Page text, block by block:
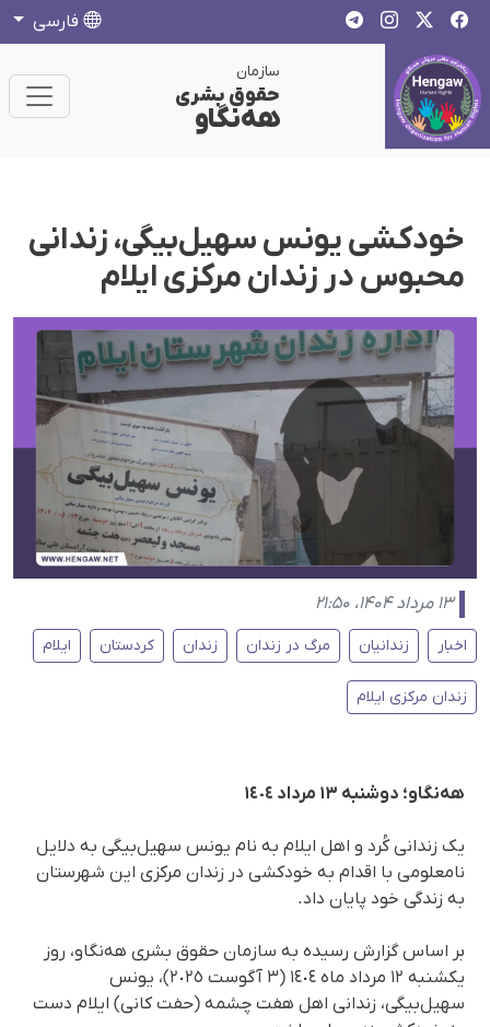
فارسی
سازمان
حقوق بشری
هەنگاو
خودکشی یونس سهیل‌بیگی، زندانی
محبوس در زندان مرکزی ایلام
۱۳ مرداد ۱۴۰۴، ۲۱:۵۰
اخبار زندانیان مرگ در زندان زندان کردستان ایلام
زندان مرکزی ایلام
هەنگاو؛ دوشنبه ۱۳ مرداد ١٤٠٤
یک زندانی کُرد و اهل ایلام به نام یونس سهیل‌بیگی به دلایل
نامعلومی با اقدام به خودکشی در زندان مرکزی این شهرستان
به زندگی خود پایان داد.
بر اساس گزارش رسیده به سازمان حقوق بشری هه‌نگاو، روز
یکشنبه ١٢ مرداد ماه ١٤٠٤ (٣ آگوست ٢٠٢٥)، یونس
سهیل‌بیگی، زندانی اهل هفت چشمه (حفت کانی) ایلام دست